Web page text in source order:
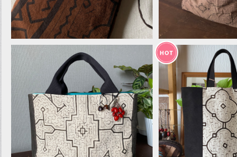
帆布泥染めパソコンバッグ 33x21x
5cm パソコンケース シピボ族の泥
染め
¥14,000
泥染めミニバッグ
ボ族の泥染め オリ
幅